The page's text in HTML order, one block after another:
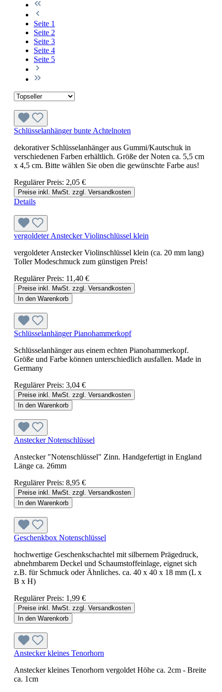
Seite 1
Seite 2
Seite 3
Seite 4
Seite 5
Schlüsselanhänger bunte Achtelnoten
dekorativer Schlüsselanhänger aus Gummi/Kautschuk in
verschiedenen Farben erhältlich. Größe der Noten ca. 5,5 cm
x 4,5 cm. Bitte wählen Sie oben die gewünschte Farbe aus!
Regulärer Preis: 2,05 €
Preise inkl. MwSt. zzgl. Versandkosten
Details
vergoldeter Anstecker Violinschlüssel klein
vergoldeter Anstecker Violinschlüssel klein (ca. 20 mm lang)
Toller Modeschmuck zum günstigen Preis!
Regulärer Preis: 11,40 €
Preise inkl. MwSt. zzgl. Versandkosten
In den Warenkorb
Schlüsselanhänger Pianohammerkopf
Schlüsselanhänger aus einem echten Pianohammerkopf.
Größe und Farbe können unterschiedlich ausfallen. Made in
Germany
Regulärer Preis: 3,04 €
Preise inkl. MwSt. zzgl. Versandkosten
In den Warenkorb
Anstecker Notenschlüssel
Anstecker "Notenschlüssel" Zinn. Handgefertigt in England
Länge ca. 26mm
Regulärer Preis: 8,95 €
Preise inkl. MwSt. zzgl. Versandkosten
In den Warenkorb
Geschenkbox Notenschlüssel
hochwertige Geschenkschachtel mit silbernem Prägedruck,
abnehmbarem Deckel und Schaumstoffeinlage, eignet sich
z.B. für Schmuck oder Ähnliches. ca. 40 x 40 x 18 mm (L x
B x H)
Regulärer Preis: 1,99 €
Preise inkl. MwSt. zzgl. Versandkosten
In den Warenkorb
Anstecker kleines Tenorhorn
Anstecker kleines Tenorhorn vergoldet Höhe ca. 2cm - Breite
ca. 1cm